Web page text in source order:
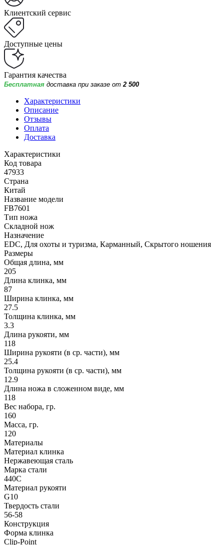
Клиентский сервис
Доступные цены
Гарантия качества
Бесплатная доставка при заказе от 2 500
Характеристики
Описание
Отзывы
Оплата
Доставка
Характеристики
Код товара
47933
Страна
Китай
Название модели
FB7601
Тип ножа
Складной нож
Назначение
EDC, Для охоты и туризма, Карманный, Скрытого ношения
Размеры
Общая длина, мм
205
Длина клинка, мм
87
Ширина клинка, мм
27.5
Толщина клинка, мм
3.3
Длина рукояти, мм
118
Ширина рукояти (в ср. части), мм
25.4
Толщина рукояти (в ср. части), мм
12.9
Длина ножа в сложенном виде, мм
118
Вес набора, гр.
160
Масса, гр.
120
Материалы
Материал клинка
Нержавеющая сталь
Марка стали
440C
Материал рукояти
G10
Твердость стали
56-58
Конструкция
Форма клинка
Clip-Point